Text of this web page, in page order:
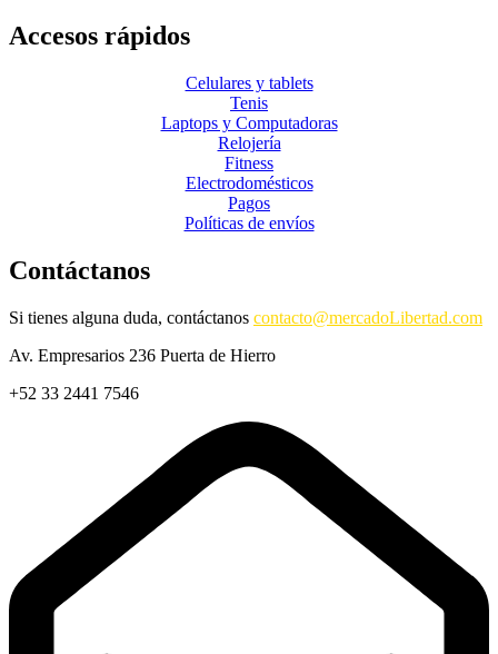
Accesos rápidos
Celulares y tablets
Tenis
Laptops y Computadoras
Relojería
Fitness
Electrodomésticos
Pagos
Políticas de envíos
Contáctanos
Si tienes alguna duda, contáctanos contacto@mercadoLibertad.com
Av. Empresarios 236 Puerta de Hierro
+52 33 2441 7546